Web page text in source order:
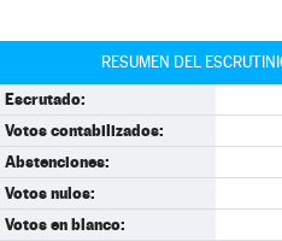
RESUMEN DEL
Escrutado:
Votos contabilizados:
Abstenciones:
Votos nulos:
Votos en blanco: